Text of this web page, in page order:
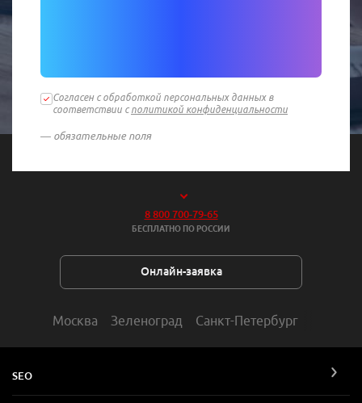
Согласен с обработкой персональных данных в
соответствии с политикой конфиденциальности
— обязательные поля
8 800 700-79-65
БЕСПЛАТНО ПО РОССИИ
Онлайн-заявка
Москва Зеленоград Санкт-Петербург
SEO